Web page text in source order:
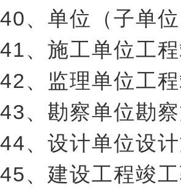
40、单位（子单
41、施工单位工
42、监理单位工
43、勘察单位勘
44、设计单位设
45、建设工程竣